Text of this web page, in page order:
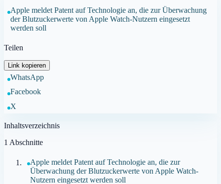
Apple meldet Patent auf Technologie an, die zur Überwachung
der Blutzuckerwerte von Apple Watch-Nutzern eingesetzt
werden soll
Teilen
Link kopieren
WhatsApp
Facebook
X
Inhaltsverzeichnis
1 Abschnitte
Apple meldet Patent auf Technologie an, die zur
Überwachung der Blutzuckerwerte von Apple Watch-
Nutzern eingesetzt werden soll